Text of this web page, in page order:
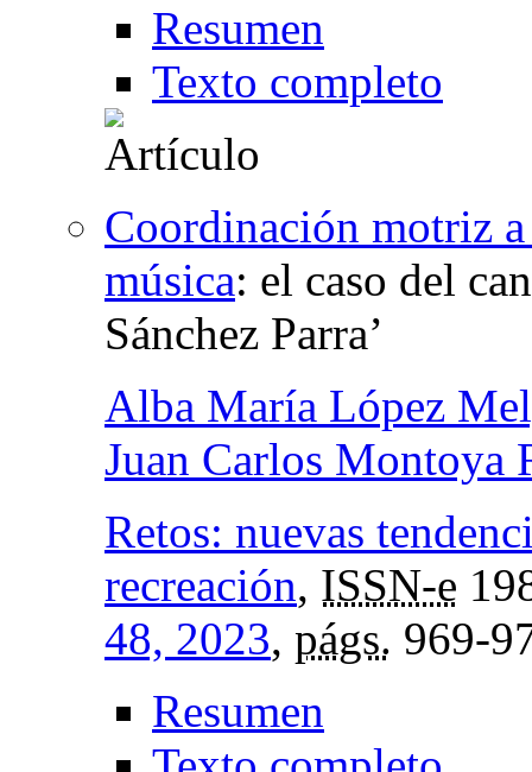
Resumen
Texto completo
Coordinación motriz
música: el caso del
Sánchez Parra’
Alba María López
Juan Carlos Montoya
Retos: nuevas
recreación, ISSN-e
48, 2023, págs. 969-
Resumen